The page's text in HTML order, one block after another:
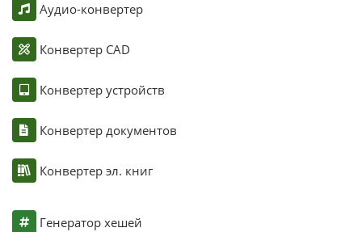
Аудио-конвертер
Конвертер CAD
Конвертер устройств
Конвертер документов
Конвертер эл. книг
Генератор хешей